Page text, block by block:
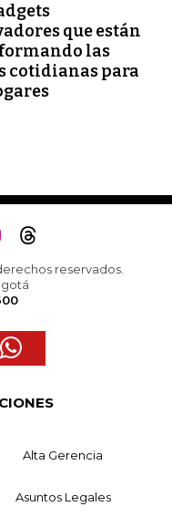
que están
las
cotidianas para
reservados.
Alta Gerencia
Asuntos Legales